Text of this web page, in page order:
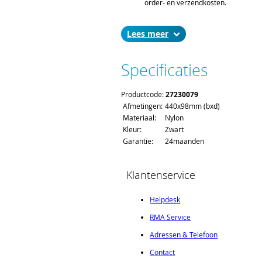
order- en verzendkosten.
Lees
Specificaties
Productcode:27230079
Afmetingen: 440x98mm (bxd)
Materiaal:
Nylon
Kleur:
Zwart
Garantie:
24maanden
Klantenservice
Helpdesk
RMA Service
Adressen & Telefoon
Contact